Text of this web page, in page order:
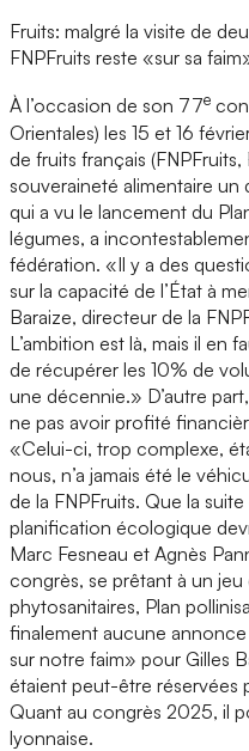
Fruits: malgré la visite de
FNPFruits reste «sur sa
À l’occasion de son 77e
Orientales) les 15 et 16
de fruits français (FNPFruits,
souveraineté alimentaire un
qui a vu le lancement du
légumes, a
fédération. «Il y a des
sur la capacité de l’État à
Baraize, directeur de la
L’ambition est là, mais il en
de récupérer les 10% de
une décennie.» D’autre
ne pas avoir profité
«Celui-ci, trop complexe,
nous, n’a jamais été le
de la FNPFruits. Que la
planification écologique
Marc Fesneau et Agnès
congrès, se prêtant à un
phytosanitaires, Plan
finalement aucune
sur notre faim» pour Gilles
étaient peut-être réservées
Quant au congrès 2025, il
lyonnaise.